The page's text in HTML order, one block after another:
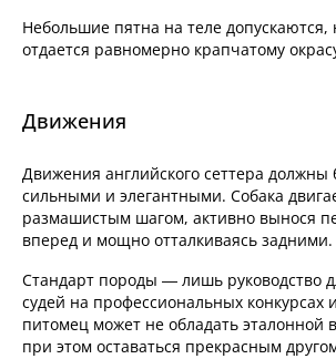
Небольшие пятна на теле
отдается равномерно крапчатому
Движения
Движения английского сеттера
сильными и элегантными. Собака
размашистым шагом, активно вынося
вперед и мощно отталкиваясь задними.
Стандарт породы — лишь руководство
судей на профессиональных конкурсах
питомец может не обладать эталонной
при этом оставаться прекрасным